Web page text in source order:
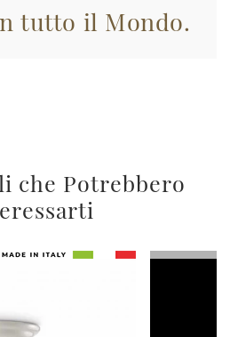
tutto il Mondo.
che Potrebbero